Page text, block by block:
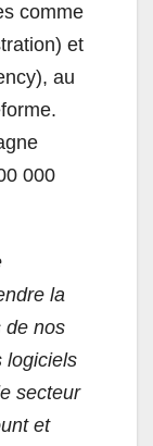
comme
et
au
000
la
de nos
logiciels
secteur
et